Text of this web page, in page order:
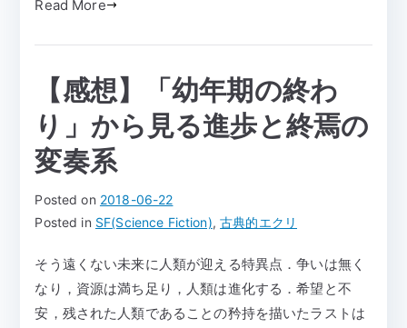
Read More
【感想】「幼年期の終わ
り」から見る進歩と終焉の
変奏系
Posted on 2018-06-22
Posted in SF(Science Fiction),古典的エクリ
そう遠くない未来に人類が迎える特異点．争いは無く
なり，資源は満ち足り，人類は進化する．希望と不
安，残された人類であることの矜持を描いたラストは